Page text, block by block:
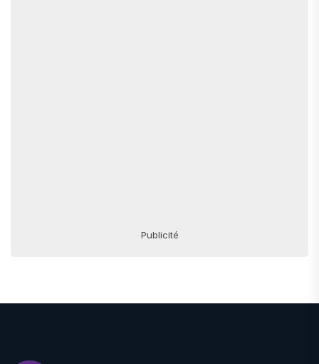
Publicité